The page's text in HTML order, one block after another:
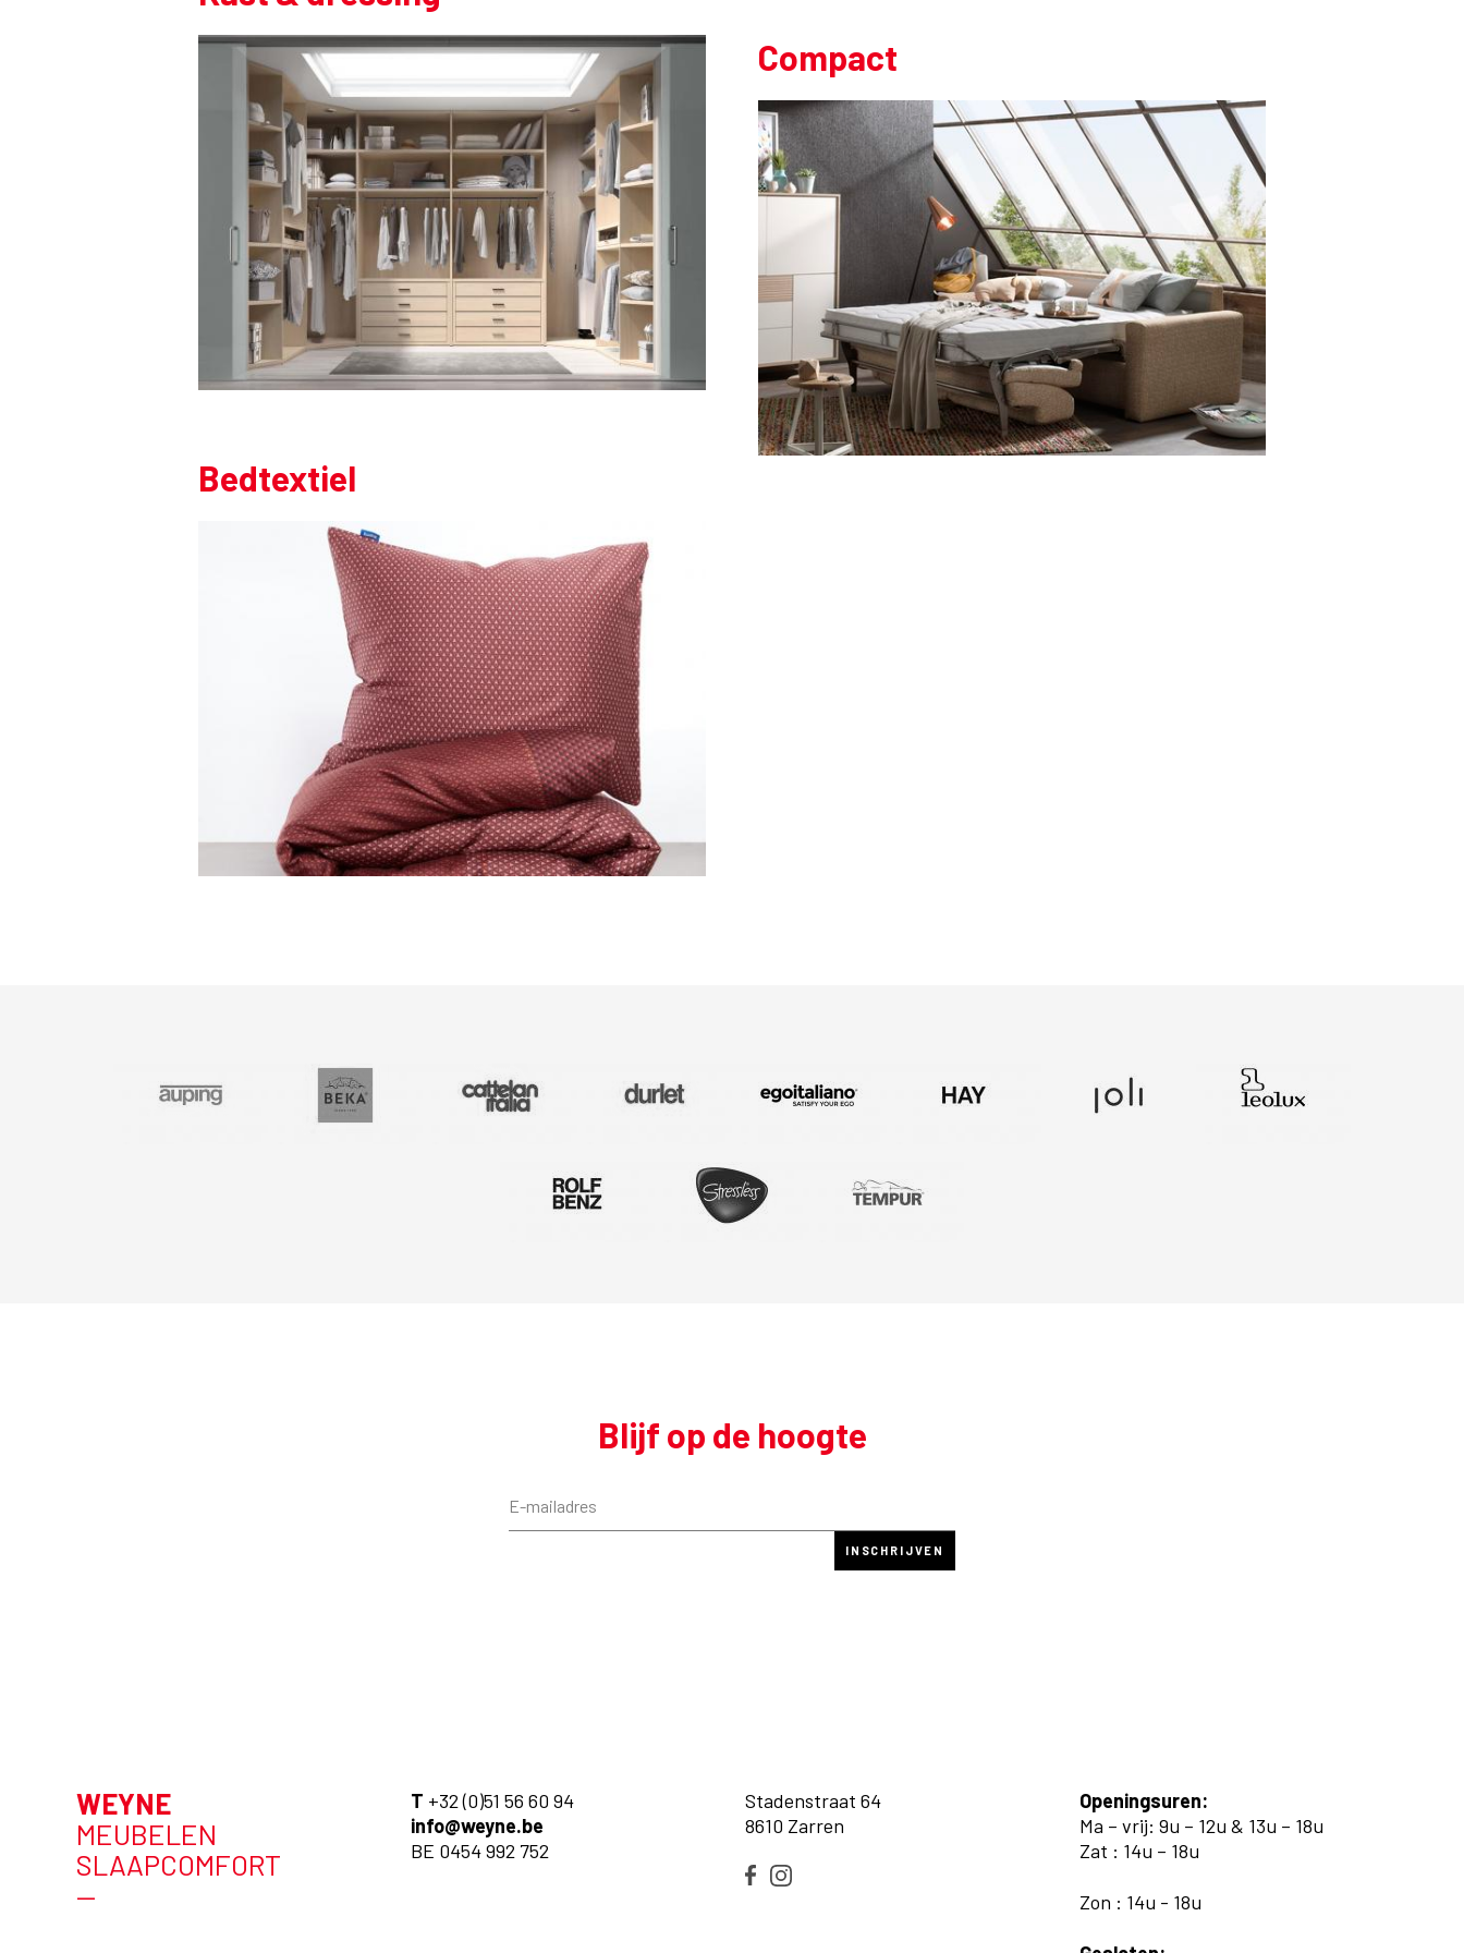
Compact
Bedtextiel
Blijf op de hoogte
WEYNE
MEUBELEN
SLAAPCOMFORT
—
T +32 (0)51 56 60 94
info@weyne.be
BE 0454 992 752
Stadenstraat 64
8610 Zarren
Openingsuren:
Ma – vrij: 9u – 12u & 13u – 18u
Zat : 14u – 18u
Zon : 14u - 18u